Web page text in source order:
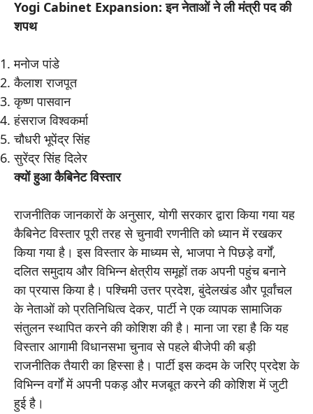
Yogi Cabinet Expansion: इन नेताओं ने ली मंत्री पद की
शपथ
मनोज पांडे
कैलाश राजपूत
कृष्ण पासवान
हंसराज विश्वकर्मा
चौधरी भूपेंद्र सिंह
सुरेंद्र सिंह दिलेर
क्यों हुआ कैबिनेट विस्तार
राजनीतिक जानकारों के अनुसार, योगी सरकार द्वारा किया गया यह
कैबिनेट विस्तार पूरी तरह से चुनावी रणनीति को ध्यान में रखकर
किया गया है। इस विस्तार के माध्यम से, भाजपा ने पिछड़े वर्गों,
दलित समुदाय और विभिन्न क्षेत्रीय समूहों तक अपनी पहुंच बनाने
का प्रयास किया है। पश्चिमी उत्तर प्रदेश, बुंदेलखंड और पूर्वांचल
के नेताओं को प्रतिनिधित्व देकर, पार्टी ने एक व्यापक सामाजिक
संतुलन स्थापित करने की कोशिश की है। माना जा रहा है कि यह
विस्तार आगामी विधानसभा चुनाव से पहले बीजेपी की बड़ी
राजनीतिक तैयारी का हिस्सा है। पार्टी इस कदम के जरिए प्रदेश के
विभिन्न वर्गों में अपनी पकड़ और मजबूत करने की कोशिश में जुटी
हुई है।